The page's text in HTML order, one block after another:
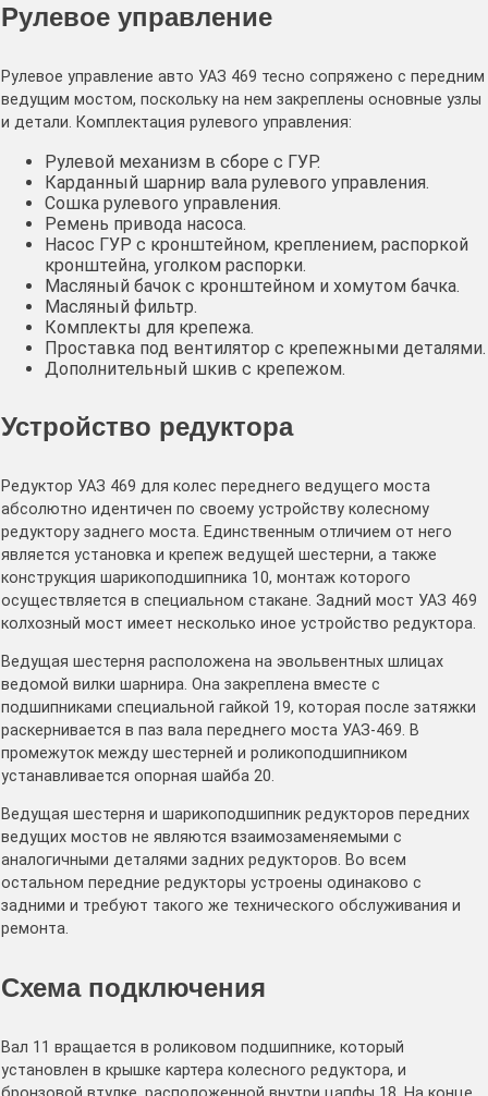
Рулевое управление
Рулевое управление авто УАЗ 469 тесно сопряжено с передним
ведущим мостом, поскольку на нем закреплены основные узлы
и детали. Комплектация рулевого управления:
Рулевой механизм в сборе с ГУР.
Карданный шарнир вала рулевого управления.
Сошка рулевого управления.
Ремень привода насоса.
Насос ГУР с кронштейном, креплением, распоркой
кронштейна, уголком распорки.
Масляный бачок с кронштейном и хомутом бачка.
Масляный фильтр.
Комплекты для крепежа.
Проставка под вентилятор с крепежными деталями.
Дополнительный шкив с крепежом.
Устройство редуктора
Редуктор УАЗ 469 для колес переднего ведущего моста
абсолютно идентичен по своему устройству колесному
редуктору заднего моста. Единственным отличием от него
является установка и крепеж ведущей шестерни, а также
конструкция шарикоподшипника 10, монтаж которого
осуществляется в специальном стакане. Задний мост УАЗ 469
колхозный мост имеет несколько иное устройство редуктора.
Ведущая шестерня расположена на эвольвентных шлицах
ведомой вилки шарнира. Она закреплена вместе с
подшипниками специальной гайкой 19, которая после затяжки
раскернивается в паз вала переднего моста УАЗ-469. В
промежуток между шестерней и роликоподшипником
устанавливается опорная шайба 20.
Ведущая шестерня и шарикоподшипник редукторов передних
ведущих мостов не являются взаимозаменяемыми с
аналогичными деталями задних редукторов. Во всем
остальном передние редукторы устроены одинаково с
задними и требуют такого же технического обслуживания и
ремонта.
Схема подключения
Вал 11 вращается в роликовом подшипнике, который
установлен в крышке картера колесного редуктора, и